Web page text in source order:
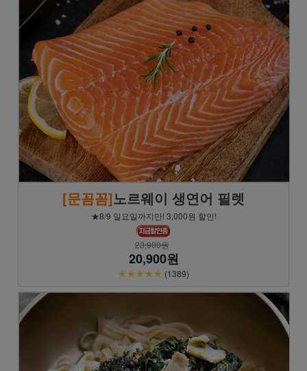
[문꼼꼼]노르웨이 생연어 필렛
★8/9 일요일까지만! 3,000원 할인!
23,900원
20,900원
★★★★★ (1389)